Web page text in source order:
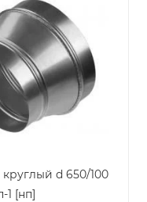
d 650/100
1 [нп]